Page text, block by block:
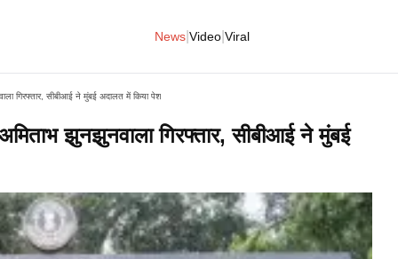
News Video Viral
गिरफ्तार, सीबीआई ने मुंबई अदालत में किया पेश
झुनझुनवाला गिरफ्तार, सीबीआई ने मुंबई